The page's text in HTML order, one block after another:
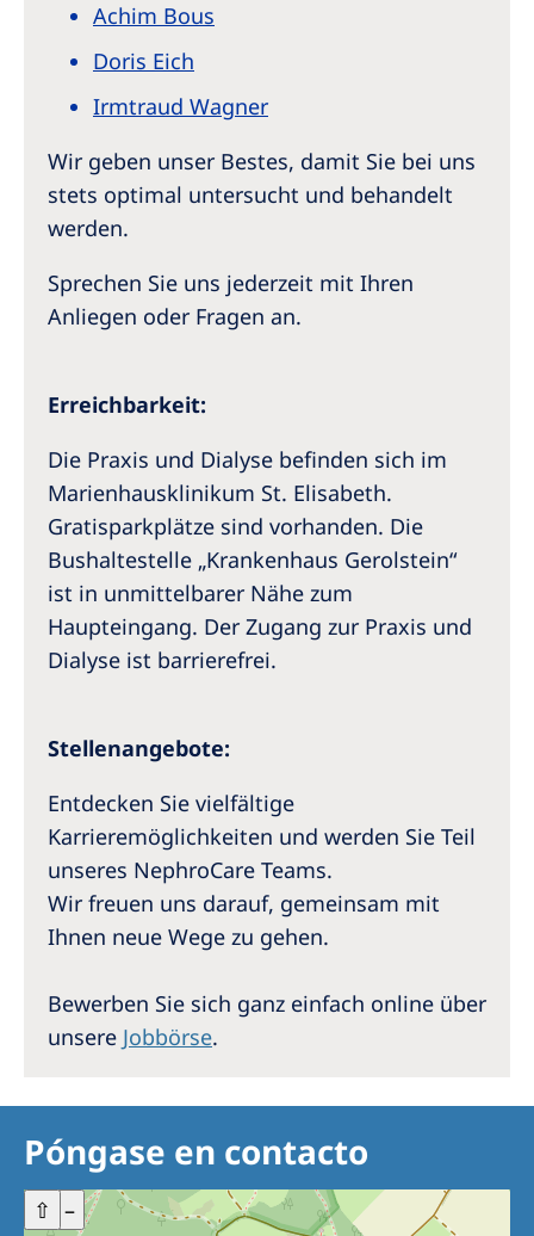
Achim Bous
Doris Eich
Irmtraud Wagner
Wir geben unser Bestes, damit Sie bei uns
stets optimal untersucht und behandelt
werden.
Sprechen Sie uns jederzeit mit Ihren
Anliegen oder Fragen an.
Erreichbarkeit:
Die Praxis und Dialyse befinden sich im
Marienhausklinikum St. Elisabeth.
Gratisparkplätze sind vorhanden. Die
Bushaltestelle „Krankenhaus Gerolstein“
ist in unmittelbarer Nähe zum
Haupteingang. Der Zugang zur Praxis und
Dialyse ist barrierefrei.
Stellenangebote:
Entdecken Sie vielfältige
Karrieremöglichkeiten und werden Sie Teil
unseres NephroCare Teams.
Wir freuen uns darauf, gemeinsam mit
Ihnen neue Wege zu gehen.
Bewerben Sie sich ganz einfach online über
unsere Jobbörse.
Póngase en contacto
+ –
⇧